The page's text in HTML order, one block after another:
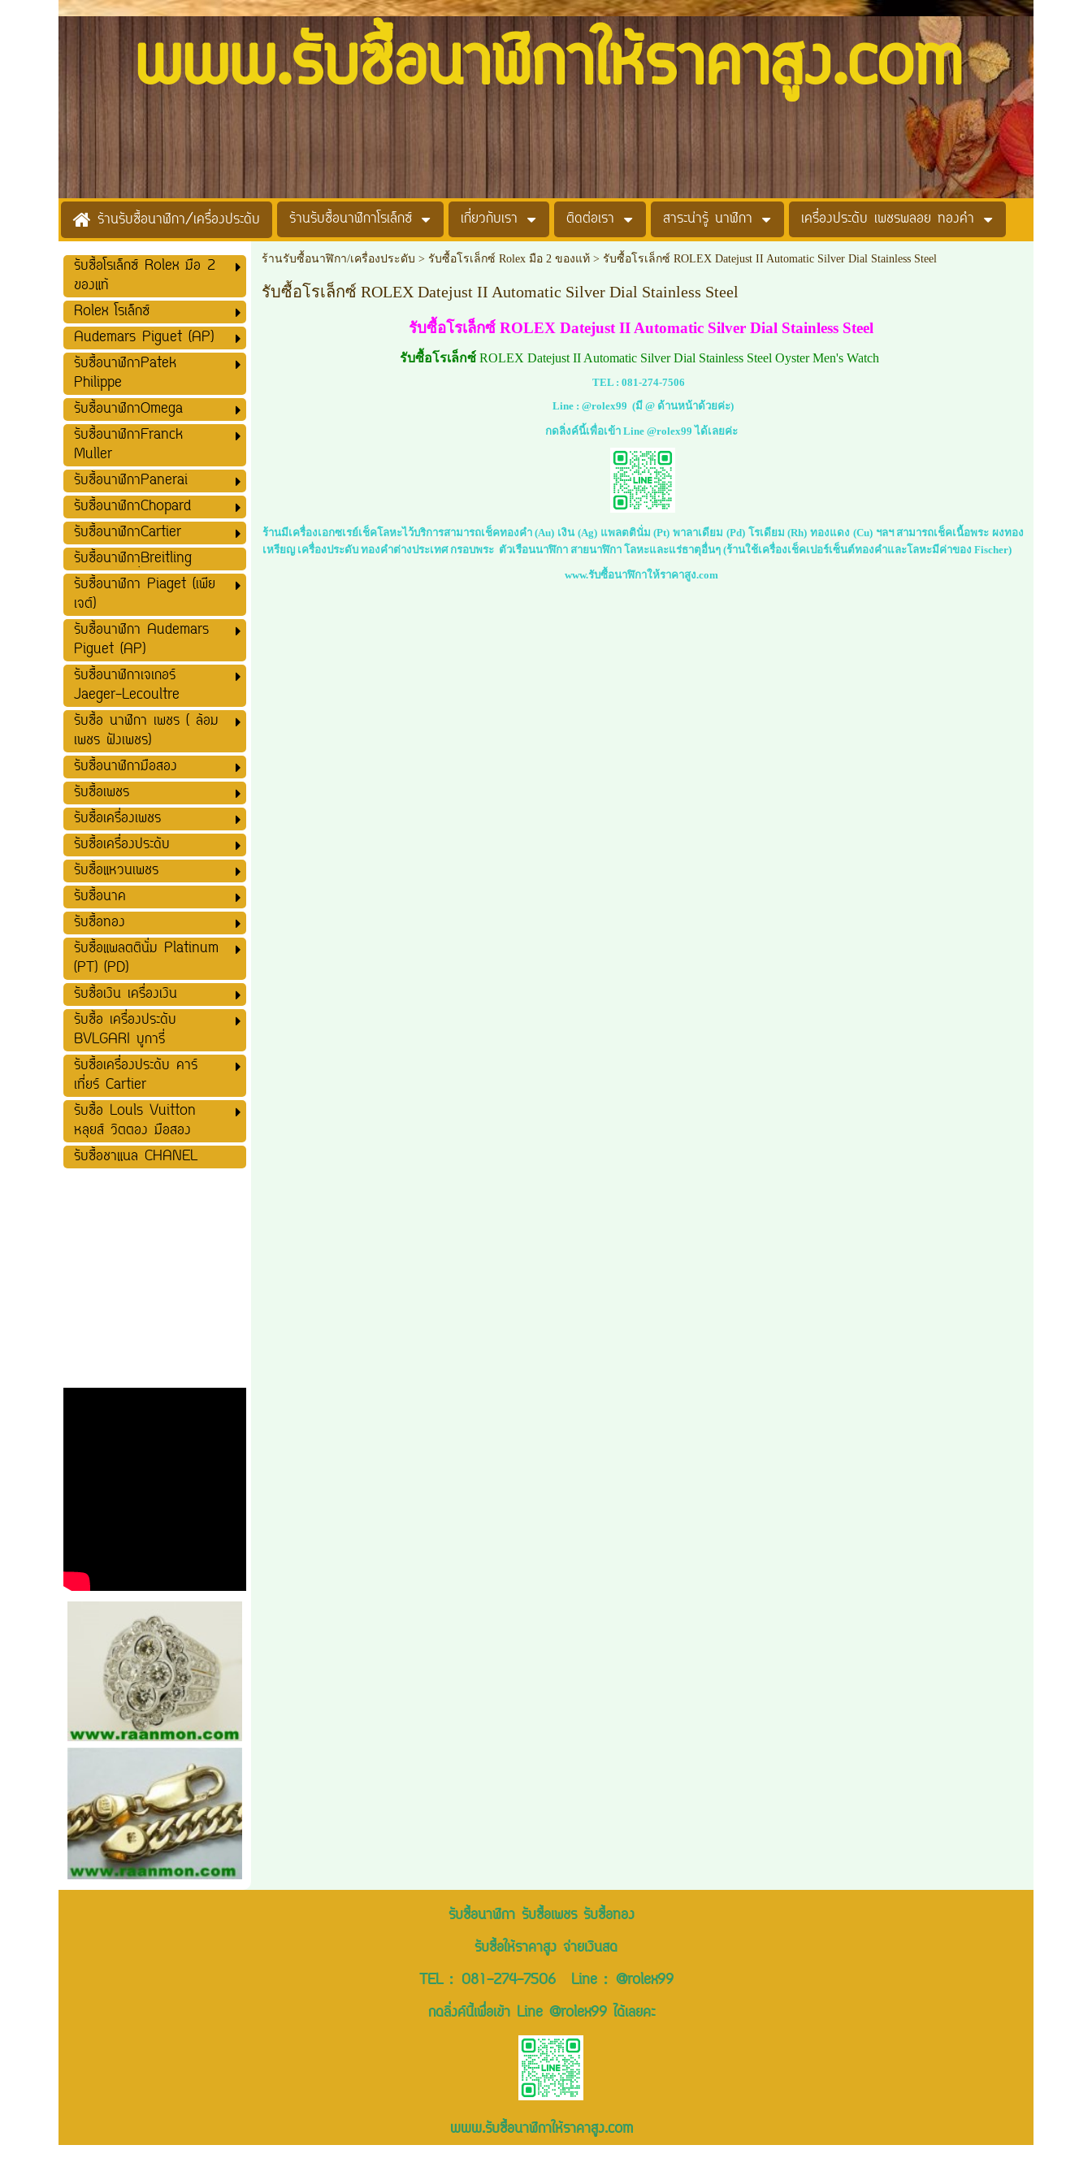
www.รับซื้อนาฬิกาให้ราคาสูง.com
ร้านรับซื้อนาฬิกา/เครื่องประดับ ร้านรับซื้อนาฬิกาโรเล็กซ์ เกี่ยวกับเรา ติดต่อเรา สาระน่ารู้ นาฬิกา เครื่องประดับ เพชรพลอย ทองคำ
รับซื้อโรเล็กซ์ Rolex มือ 2
ของแท้
Rolex โรเล็กซ์
Audemars Piguet (AP)
รับซื้อนาฬิกาPatek
Philippe
รับซื้อนาฬิกาOmega
รับซื้อนาฬิกาFranck
Muller
รับซื้อนาฬิกาPanerai
รับซื้อนาฬิกาChopard
รับซื้อนาฬิกาCartier
รับซื้อนาฬิกาฺฺBreitling
รับซื้อนาฬิกา Piaget (เพีย
เจต์)
รับซื้อนาฬิกา Audemars
Piguet (AP)
รับซื้อนาฬิกาเจเกอร์
Jaeger-Lecoultre
รับซื้อ นาฬิกา เพชร ( ล้อม
เพชร ฝังเพชร)
รับซื้อนาฬิกามือสอง
รับซื้อเพชร
รับซื้อเครื่องเพชร
รับซื้อเครื่องประดับ
รับซื้อแหวนเพชร
รับซื้อนาค
รับซื้อทอง
รับซื้อแพลตตินั่ม Platinum
(PT) (PD)
รับซื้อเงิน เครื่องเงิน
รับซื้อ เครื่องประดับ
BVLGARI บูการี่
รับซื้อเครื่องประดับ คาร์
เที่ยร์ Cartier
รับซื้อ Louls Vuitton
หลุยส์ วิตตอง มือสอง
รับซื้อชาแนล CHANEL
ร้านรับซื้อนาฬิกา/เครื่องประดับ > รับซื้อโรเล็กซ์ Rolex มือ 2 ของแท้> รับซื้อโรเล็กซ์ ROLEX Datejust II Automatic Silver Dial Stainless Steel
รับซื้อโรเล็กซ์ ROLEX Datejust II Automatic Silver Dial Stainless Steel
รับซื้อโรเล็กซ์ ROLEX Datejust II Automatic Silver Dial Stainless Steel
รับซื้อโรเล็กซ์ROLEX Datejust II Automatic Silver Dial Stainless Steel Oyster Men's Watch
TEL : 081-274-7506
Line : @rolex99 (มี @ ด้านหน้าด้วยค่ะ)
กดลิ่งค์นี้เพื่อเข้า Line @rolex99 ได้เลยค่ะ
ร้านมีเครื่องเอกซเรย์เช็คโลหะไว้บริการสามารถเช็คทองคำ (Au) เงิน (Ag) แพลตตินั่ม (Pt) พาลาเดียม (Pd) โรเดียม (Rh) ทองแดง (Cu) ฯลฯ สามารถเช็คเนื้อพระ ผงทอง
เหรียญ เครื่องประดับ ทองคำต่างประเทศ กรอบพระ ตัวเรือนนาฬิกา สายนาฬิกา โลหะและแร่ธาตุอื่นๆ (ร้านใช้เครื่องเช็คเปอร์เซ็นต์ทองคำและโลหะมีค่าของ Fischer)
www.รับซื้อนาฬิกาให้ราคาสูง.com
รับซื้อนาฬิกา รับซื้อเพชร รับซื้อทอง
รับซื้อให้ราคาสูง จ่ายเงินสด
TEL : 081-274-7506Line : @rolex99
กดลิ่งค์นี้เพื่อเข้า Line @rolex99 ได้เลยคะ
www.รับซื้อนาฬิกาให้ราคาสูง.com